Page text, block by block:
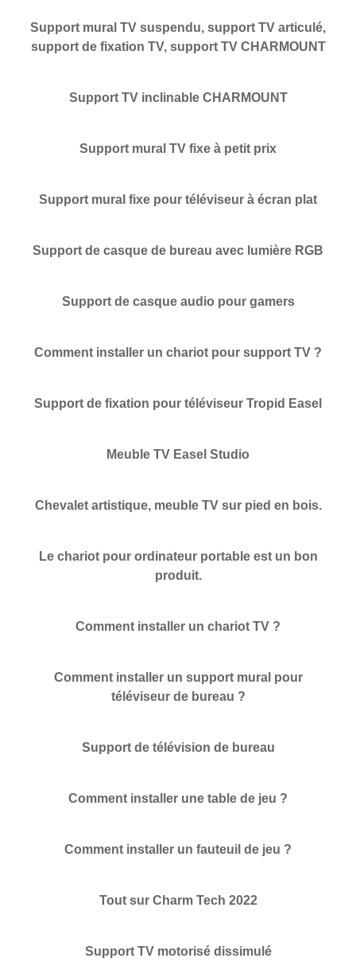
Support mural TV suspendu, support TV articulé,
support de fixation TV, support TV CHARMOUNT
Support TV inclinable CHARMOUNT
Support mural TV fixe à petit prix
Support mural fixe pour téléviseur à écran plat
Support de casque de bureau avec lumière RGB
Support de casque audio pour gamers
Comment installer un chariot pour support TV ?
Support de fixation pour téléviseur Tropid Easel
Meuble TV Easel Studio
Chevalet artistique, meuble TV sur pied en bois.
Le chariot pour ordinateur portable est un bon
produit.
Comment installer un chariot TV ?
Comment installer un support mural pour
téléviseur de bureau ?
Support de télévision de bureau
Comment installer une table de jeu ?
Comment installer un fauteuil de jeu ?
Tout sur Charm Tech 2022
Support TV motorisé dissimulé